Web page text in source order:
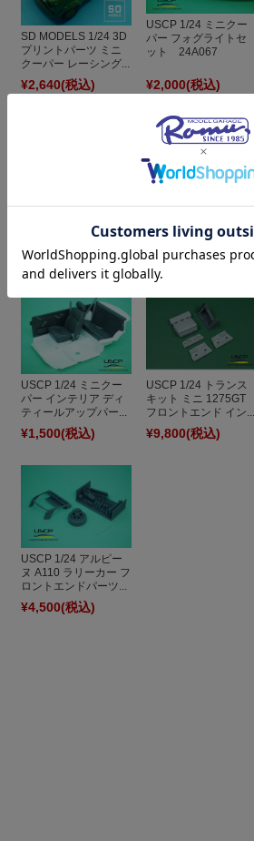
SD MODELS 1/24 3D
プリントパーツ ミニ
クーパー レーシング...
¥2,640(税込)
USCP 1/24 ミニクー
パー フォグライトセ
ット 24A067
¥2,000(税込)
USCP 1/24 トランス
キット ミニクーパー
MPI エアコン付き ダ...
¥2,000(税込)
USCP 1/24 トランス
キット ミニクーパー
後期型ホイールアー...
¥2,500(税込)
USCP 1/24 ミニクー
パー インテリア ディ
ティールアップパー...
¥1,500(税込)
USCP 1/24 トランス
キット ミニ 1275GT
フロントエンド イン...
¥9,800(税込)
USCP 1/24 アルピー
ヌ A110 ラリーカー フ
ロントエンドパーツ...
¥4,500(税込)